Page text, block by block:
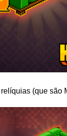
(que são